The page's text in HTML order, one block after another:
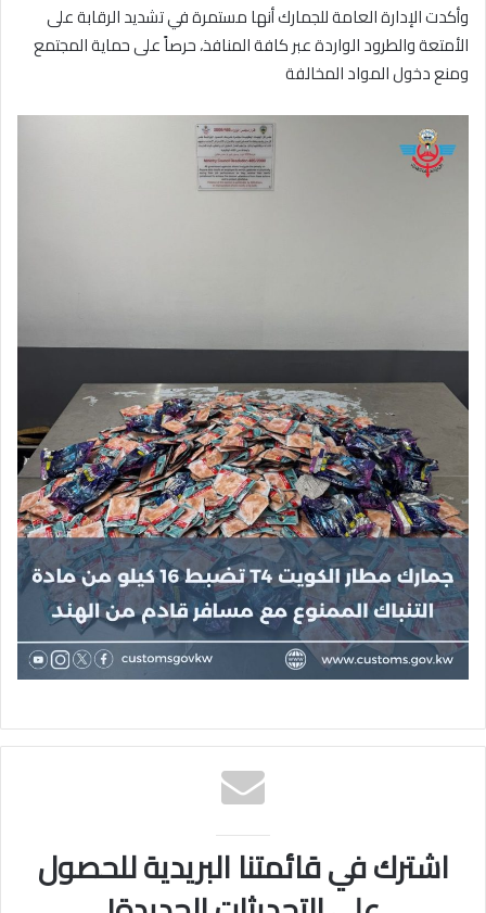
وأكدت الإدارة العامة للجمارك أنها مستمرة في تشديد الرقابة على
الأمتعة والطرود الواردة عبر كافة المنافذ، حرصاً على حماية المجتمع
ومنع دخول المواد المخالفة
اشترك في قائمتنا البريدية للحصول